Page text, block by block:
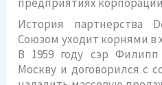
История партнерства
Союзом уходит корнями в
В 1959 году сэр
Москву и договорился с